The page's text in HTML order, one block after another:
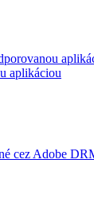
aplikáciou
cez Adobe